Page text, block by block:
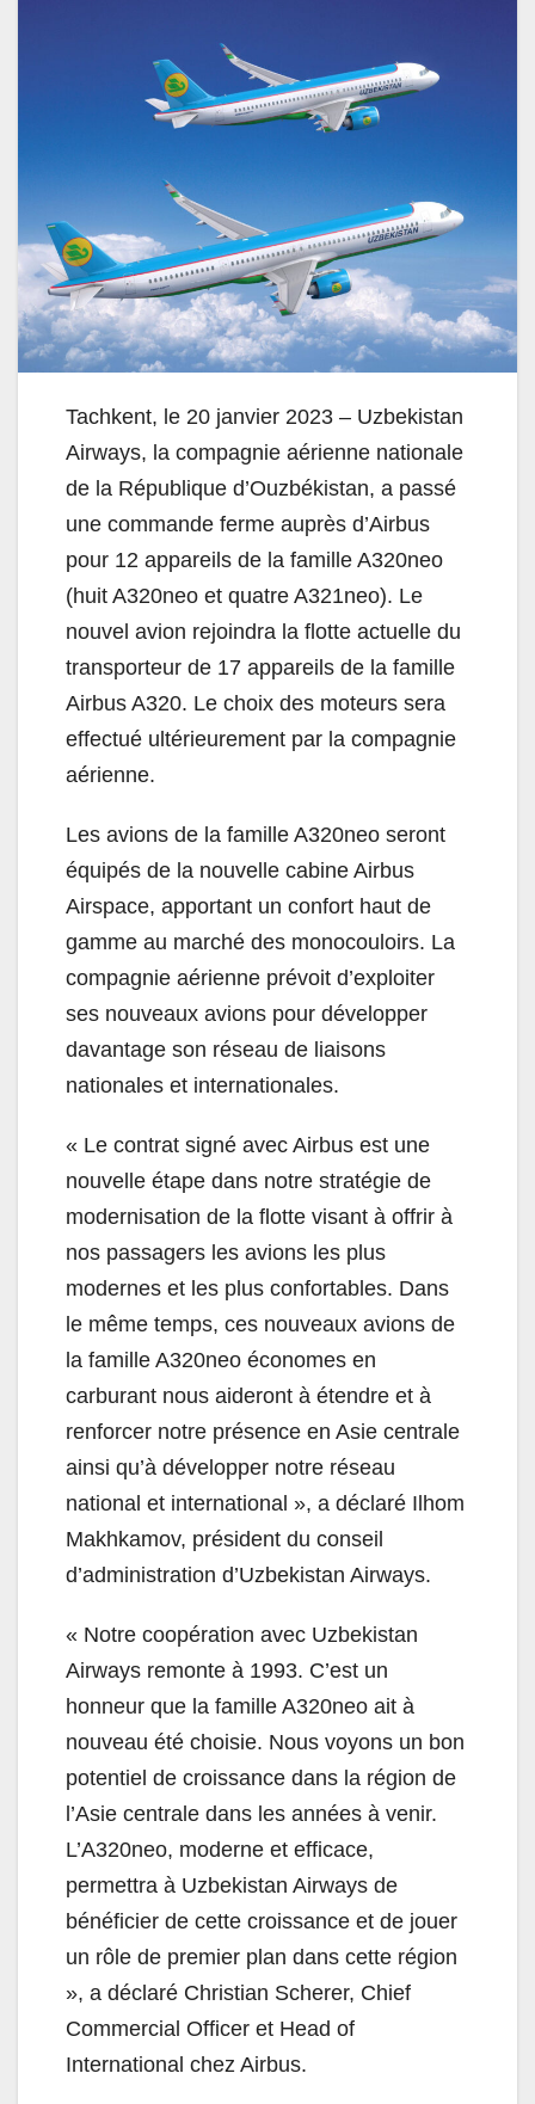
Tachkent, le 20 janvier 2023 – Uzbekistan
Airways, la compagnie aérienne nationale
de la République d’Ouzbékistan, a passé
une commande ferme auprès d’Airbus
pour 12 appareils de la famille A320neo
(huit A320neo et quatre A321neo). Le
nouvel avion rejoindra la flotte actuelle du
transporteur de 17 appareils de la famille
Airbus A320. Le choix des moteurs sera
effectué ultérieurement par la compagnie
aérienne.
Les avions de la famille A320neo seront
équipés de la nouvelle cabine Airbus
Airspace, apportant un confort haut de
gamme au marché des monocouloirs. La
compagnie aérienne prévoit d’exploiter
ses nouveaux avions pour développer
davantage son réseau de liaisons
nationales et internationales.
« Le contrat signé avec Airbus est une
nouvelle étape dans notre stratégie de
modernisation de la flotte visant à offrir à
nos passagers les avions les plus
modernes et les plus confortables. Dans
le même temps, ces nouveaux avions de
la famille A320neo économes en
carburant nous aideront à étendre et à
renforcer notre présence en Asie centrale
ainsi qu’à développer notre réseau
national et international », a déclaré Ilhom
Makhkamov, président du conseil
d’administration d’Uzbekistan Airways.
« Notre coopération avec Uzbekistan
Airways remonte à 1993. C’est un
honneur que la famille A320neo ait à
nouveau été choisie. Nous voyons un bon
potentiel de croissance dans la région de
l’Asie centrale dans les années à venir.
L’A320neo, moderne et efficace,
permettra à Uzbekistan Airways de
bénéficier de cette croissance et de jouer
un rôle de premier plan dans cette région
», a déclaré Christian Scherer, Chief
Commercial Officer et Head of
International chez Airbus.